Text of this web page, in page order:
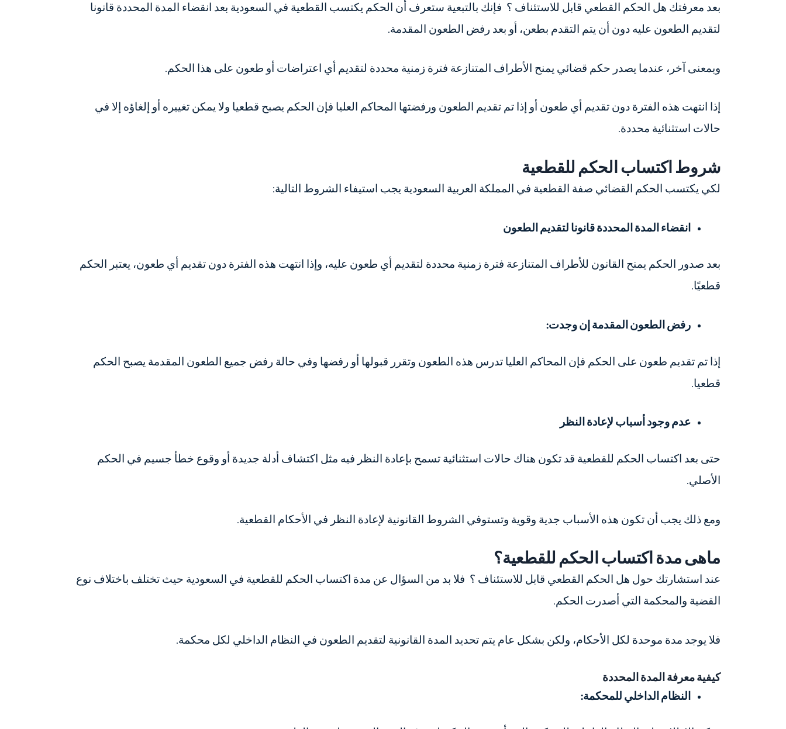
بعد معرفتك هل الحكم القطعي قابل للاستئناف ؟ فإنك بالتبعية ستعرف أن الحكم يكتسب القطعية في السعودية بعد انقضاء المدة المحددة قانونا
لتقديم الطعون عليه دون أن يتم التقدم بطعن، أو بعد رفض الطعون المقدمة.
وبمعنى آخر، عندما يصدر حكم قضائي يمنح الأطراف المتنازعة فترة زمنية محددة لتقديم أي اعتراضات أو طعون على هذا الحكم.
إذا انتهت هذه الفترة دون تقديم أي طعون أو إذا تم تقديم الطعون ورفضتها المحاكم العليا فإن الحكم يصبح قطعيا ولا يمكن تغييره أو إلغاؤه إلا في
حالات استثنائية محددة.
شروط اكتساب الحكم للقطعية
لكي يكتسب الحكم القضائي صفة القطعية في المملكة العربية السعودية يجب استيفاء الشروط التالية:
انقضاء المدة المحددة قانونا لتقديم الطعون
بعد صدور الحكم يمنح القانون للأطراف المتنازعة فترة زمنية محددة لتقديم أي طعون عليه، وإذا انتهت هذه الفترة دون تقديم أي طعون، يعتبر الحكم
قطعيًا.
رفض الطعون المقدمة إن وجدت:
إذا تم تقديم طعون على الحكم فإن المحاكم العليا تدرس هذه الطعون وتقرر قبولها أو رفضها وفي حالة رفض جميع الطعون المقدمة يصبح الحكم
قطعيا.
عدم وجود أسباب لإعادة النظر
حتى بعد اكتساب الحكم للقطعية قد تكون هناك حالات استثنائية تسمح بإعادة النظر فيه مثل اكتشاف أدلة جديدة أو وقوع خطأ جسيم في الحكم
الأصلي.
ومع ذلك يجب أن تكون هذه الأسباب جدية وقوية وتستوفي الشروط القانونية لإعادة النظر في الأحكام القطعية.
ماهى مدة اكتساب الحكم للقطعية؟
عند استشارتك حول هل الحكم القطعي قابل للاستئناف ؟ فلا بد من السؤال عن مدة اكتساب الحكم للقطعية في السعودية حيث تختلف باختلاف نوع
القضية والمحكمة التي أصدرت الحكم.
فلا يوجد مدة موحدة لكل الأحكام، ولكن بشكل عام يتم تحديد المدة القانونية لتقديم الطعون في النظام الداخلي لكل محكمة.
كيفية معرفة المدة المحددة
النظام الداخلي للمحكمة: